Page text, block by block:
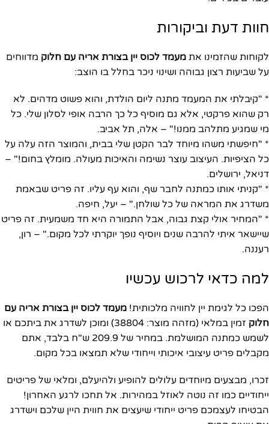
חוות דעת וביקורות
לקוחות שהזמינו את מעמד לכוס יין בצורת אריה עם חלוק מדווחים
על שביעות רצון גבוהה ושינוי ניכר בחלל בו הוצב:
* "קיבלתי את המעמד מתנה ליום הולדת, והוא פשוט מדהים. לא
רק שהוא פרקטי, אלא גם מוסיף כל כך הרבה אופי לסלון שלי. כל
מי שמגיע מתלהב ממנו!" – אלה, תל אביב.
* "חיפשתי משהו מיוחד לבר הקטן שלי בבית, והמוצר הזה עלה על
כל הציפיות. העיצוב עוצר נשימה והאיכות מעולה. מומלץ בחום!" –
דניאל, ירושלים.
* "קניתי אותו כמתנה לחבר שף, והוא עף עליו. זה פריט שבאמת
משדרג את המראה של כל שולחן." – יעל, חיפה.
* "המחיר אולי קצת גבוה, אבל התמורה היא חד משמעית. זה פריט
שיישאר איתי להרבה שנים ויוסיף נופך יוקרתי לכל מקום." – רון,
רעננה.
למה כדאי לרכוש עכשיו
הפכו כל לגימת יין לחוויה מלכותית! מעמד לכוס יין בצורת אריה עם
חלוק
זמין במלאי (מזהה מוצר: 38804) ומוכן לשדרג את ביתכם או
לשמש כמתנה המושלמת. במחיר של 209.9 ש"ח בלבד, אתם
מקבלים פריט עיצובי איכותי וייחודי שלא תמצאו בכל מקום.
זכרו, מבצעים מיוחדים עלולים להופיע ולהיעלם, ומלאי של פריטים
ייחודיים כמו זה נוטה לאוזל במהירות. אל תחכו לרגע האחרון!
הבטיחו לעצמכם פריט ייחודי שיעצים את חווית היין שלכם וישדרג